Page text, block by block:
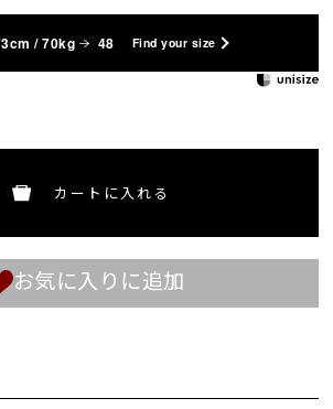
/ 70kg 48 Find your size
カートに入れる
お気に入りに追加